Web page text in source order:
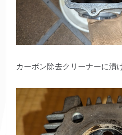
カーボン除去クリーナーに漬